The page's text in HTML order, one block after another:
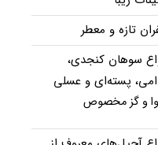
تازه و معطر
سوهان کنجدی،
پسته‌ای و عسلی
و گز مخصوص